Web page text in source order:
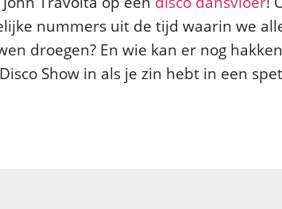
nummers uit de tijd waarin we
droegen? En wie kan er nog
Show in als je zin hebt in een